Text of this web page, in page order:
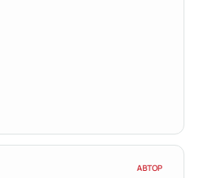
АВТОР